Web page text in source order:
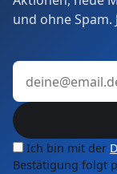
und ohne Spam.
E-Mail-Adresse
Ich bin mit der
Bestätigung folgt